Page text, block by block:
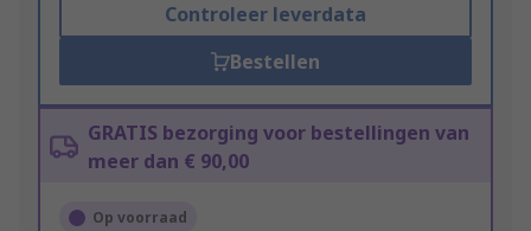
Controleer leverdata
Bestellen
GRATIS bezorging voor bestellingen van
meer dan € 90,00
Op voorraad